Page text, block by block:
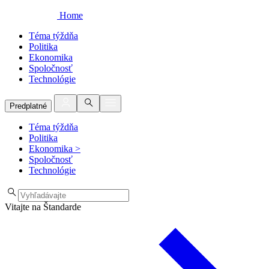
Home
Téma týždňa
Politika
Ekonomika
Spoločnosť
Technológie
Predplatné
Téma týždňa
Politika
Ekonomika >
Spoločnosť
Technológie
Vitajte na Štandarde